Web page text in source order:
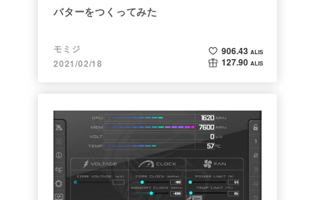
バターをつくってみた
モミジ
2021/02/18
906.43 ALIS
127.90 ALIS